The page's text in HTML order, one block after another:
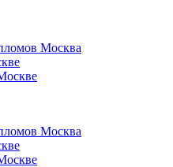
Москва
Москва